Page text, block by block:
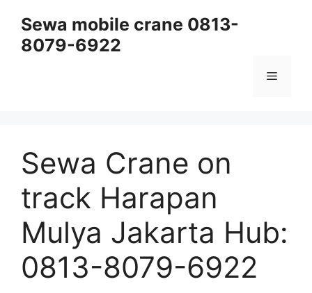
content
Sewa mobile crane 0813-
8079-6922
Menu
Sewa Crane on
track Harapan
Mulya Jakarta Hub:
0813-8079-6922